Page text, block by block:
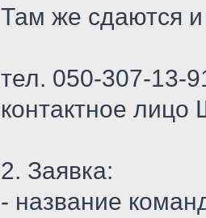
Там же сдаются
тел. 050-307-13-
контактное
2. Заявка:
- название